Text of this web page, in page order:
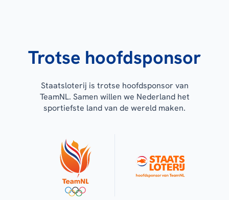
Trotse hoofdsponsor
Staatsloterij is trotse hoofdsponsor van
TeamNL. Samen willen we Nederland het
sportiefste land van de wereld maken.